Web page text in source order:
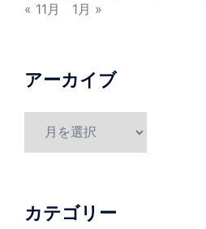
« 11月
1月 »
アーカイブ
ブ
カテゴリー